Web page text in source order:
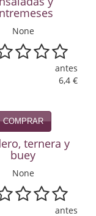
None
antes
6,4 €
COMPRAR
ternera y
buey
None
antes